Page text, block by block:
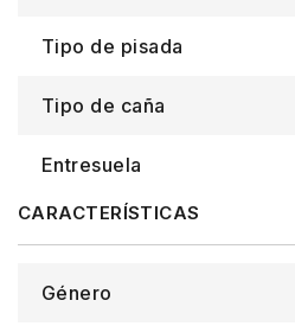
Tipo de pisada
Tipo de caña
Entresuela
Género